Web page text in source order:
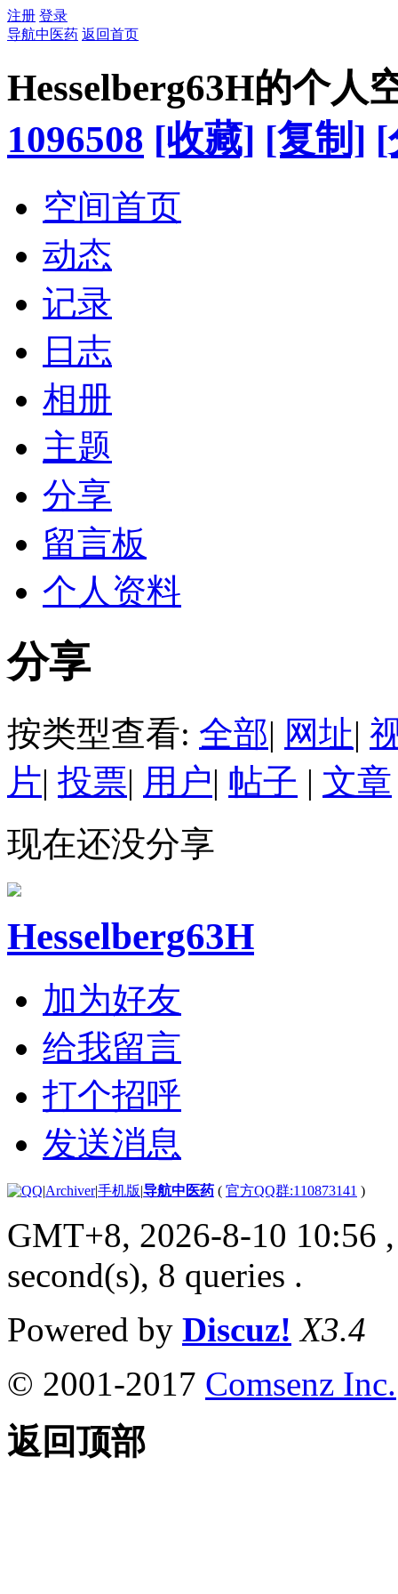
注册 登录
导航中医药 返回首页
Hesselberg63H的个人
1096508 [收藏] [复制] [
空间首页
动态
记录
日志
相册
主题
分享
留言板
个人资料
分享
按类型查看: 全部| 网址|
片| 投票| 用户| 帖子 | 文章
现在还没分享
Hesselberg63H
加为好友
给我留言
打个招呼
发送消息
|Archiver|手机版|导航中医药 ( 官方QQ群:110873141 )
GMT+8, 2026-8-10 10:56
second(s), 8 queries .
Powered by Discuz! X3.4
© 2001-2017 Comsenz Inc.
返回顶部